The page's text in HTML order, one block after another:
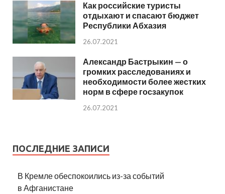
Как российские туристы
отдыхают и спасают бюджет
Республики Абхазия
26.07.2021
Александр Бастрыкин — о
громких расследованиях и
необходимости более жестких
норм в сфере госзакупок
26.07.2021
ПОСЛЕДНИЕ ЗАПИСИ
В Кремле обеспокоились из-за событий
в Афганистане